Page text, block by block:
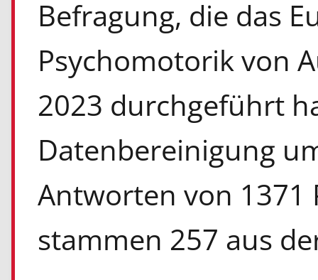
Befragung, die das
Psychomotorik von
2023 durchgeführt
Datenbereinigung
Antworten von 1371
stammen 257 aus